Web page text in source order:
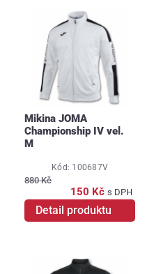
Mikina JOMA
Championship IV vel.
M
Kód: 100687V
880 Kč
150 Kč s DPH
Detail produktu